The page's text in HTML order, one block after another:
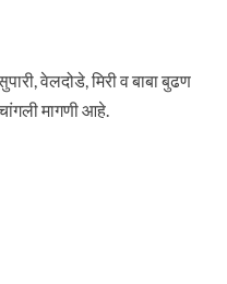
वेलदोडे, मिरी व बाबा बुढण
मागणी आहे.